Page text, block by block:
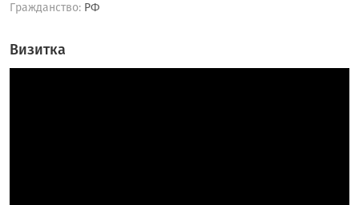
Гражданство: РФ
Визитка